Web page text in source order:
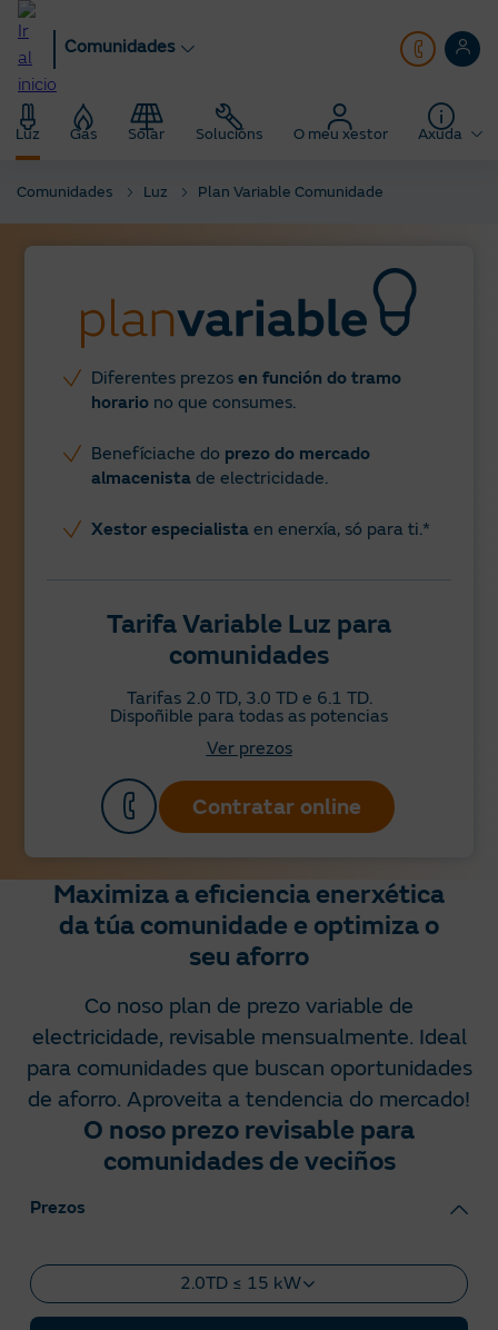
ao
contido
principal
Comunidades
Luz Gas Solar Solucións O meu xestor Axuda
Comunidades Luz Plan Variable Comunidade
Diferentes prezosen función do tramo
horario no que consumes.
Benefíciache do prezo do mercado
almacenista de electricidade.
Xestor especialista en enerxía, só para ti.*
Tarifa Variable Luz para
comunidades
Tarifas 2.0 TD, 3.0 TD e 6.1 TD.
Dispoñible para todas as potencias
Ver prezos
Contratar online
Maximiza a eficiencia enerxética
da túa comunidade e optimiza o
seu aforro
Co noso plan de prezo variable de
electricidade, revisable mensualmente. Ideal
para comunidades que buscan oportunidades
de aforro. Aproveita a tendencia do mercado!
O noso prezo revisable para
comunidades de veciños
Prezos
2.0TD ≤ 15 kW